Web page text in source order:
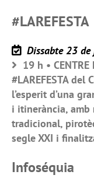
#LAREFESTA
Dissabte 23
19 h • CENTRE
#LAREFESTA del
l’esperit d’una
i itinerància,
tradicional,
segle XXI i
Infoséquia